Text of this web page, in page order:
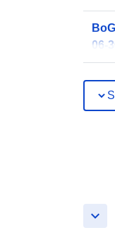
06-
keyboard_arrow_down